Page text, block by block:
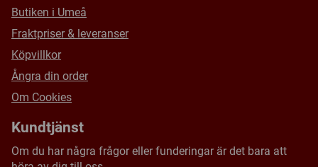
Butiken i Umeå
Fraktpriser & leveranser
Köpvillkor
Ångra din order
Om Cookies
Kundtjänst
Om du har några frågor eller funderingar är det bara att